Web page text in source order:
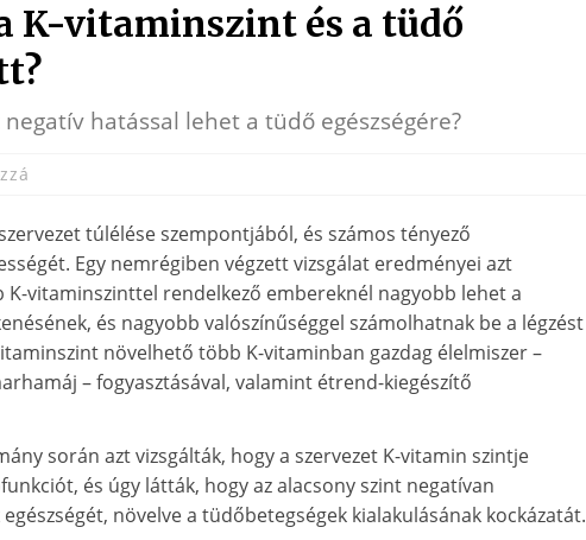
K-vitaminszint és a tüdő
hatással lehet a tüdő egészségére?
túlélése szempontjából, és számos tényező
Egy nemrégiben végzett vizsgálat eredményei azt
K-vitaminszinttel rendelkező embereknél nagyobb lehet a
és nagyobb valószínűséggel számolhatnak be a légzést
növelhető több K-vitaminban gazdag élelmiszer –
– fogyasztásával, valamint étrend-kiegészítő
során azt vizsgálták, hogy a szervezet K-vitamin szintje
és úgy látták, hogy az alacsony szint negatívan
növelve a tüdőbetegségek kialakulásának kockázatát.